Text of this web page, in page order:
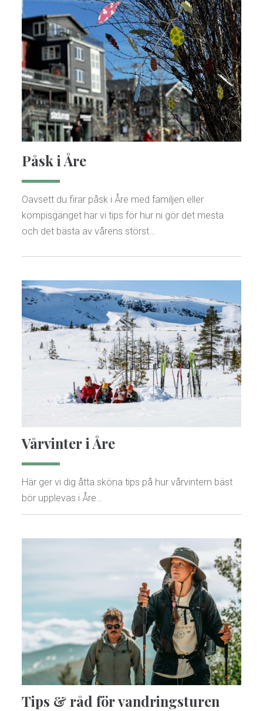
Påsk i Åre
Oavsett du firar påsk i Åre med familjen eller
kompisgänget har vi tips för hur ni gör det mesta
och det bästa av vårens störst…
Vårvinter i Åre
Här ger vi dig åtta sköna tips på hur vårvintern bäst
bör upplevas i Åre…
Tips & råd för vandringsturen